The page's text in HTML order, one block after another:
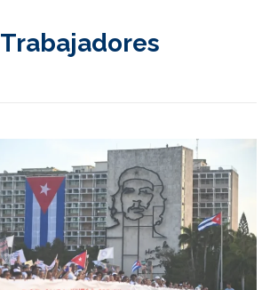
Trabajadores